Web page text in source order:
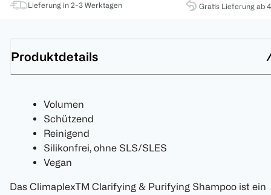
Lieferung in 2-3 Werktagen Gratis Lieferung ab
Produktdetails
Volumen
Schützend
Reinigend
Silikonfrei, ohne SLS/SLES
Vegan
Das ClimaplexTM Clarifying & Purifying Shampoo ist ein